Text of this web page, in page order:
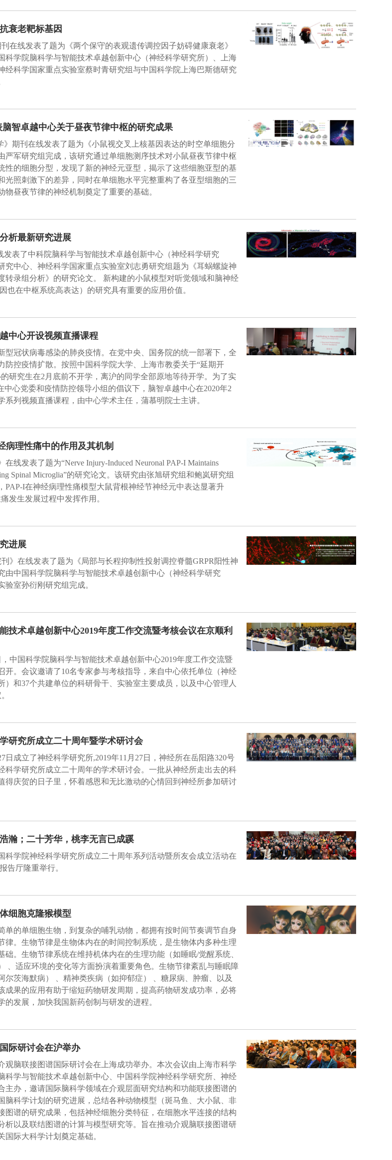
衰老靶标基因
在线发表了题为《两个保守的表观遗传调控因子妨碍健康衰老》
科学院脑科学与智能技术卓越创新中心（神经科学研究所）、上海
经科学国家重点实验室蔡时青研究组与中国科学院上海巴斯德研究
脑智卓越中心关于昼夜节律中枢的研究成果
》期刊在线发表了题为《小鼠视交叉上核基因表达的时空单细胞分
严军研究组完成，该研究通过单细胞测序技术对小鼠昼夜节律中枢
的细胞分型，发现了新的神经元亚型，揭示了这些细胞亚型的基
光照刺激下的差异，同时在单细胞水平完整重构了各亚型细胞的三
物昼夜节律的神经机制奠定了重要的基础。
析最新研究进展
发表了中科院脑科学与智能技术卓越创新中心（神经科学研究
究中心、神经科学国家重点实验室刘志勇研究组题为《耳蜗螺旋神
转录组分析》的研究论文。 新构建的小鼠模型对听觉领域和脑神经
因也在中枢系统高表达）的研究具有重要的应用价值。
中心开设视频直播课程
型冠状病毒感染的肺炎疫情。在党中央、国务院的统一部署下，全
防控疫情扩散。按照中国科学院大学、上海市教委关于“延期开
研究生在2月底前不开学，离沪的同学全部原地等待开学。为了实
中心党委和疫情防控领导小组的倡议下，脑智卓越中心在2020年2
系列视频直播课程，由中心学术主任，蒲慕明院士主讲。
病理性痛中的作用及其机制
线发表了题为“Nerve Injury-Induced Neuronal PAP-I Maintains
Spinal Microglia”的研究论文。该研究由张旭研究组和鲍岚研究组
PAP-I在神经病理性痛模型大鼠背根神经节神经元中表达显著升
发生发展过程中发挥作用。
进展
》在线发表了题为《局部与长程抑制性投射调控脊髓GRPR阳性神
由中国科学院脑科学与智能技术卓越创新中心（神经科学研究
验室孙衍刚研究组完成。
技术卓越创新中心2019年度工作交流暨考核会议在京顺利
，中国科学院脑科学与智能技术卓越创新中心2019年度工作交流暨
开。会议邀请了10名专家参与考核指导，来自中心依托单位（神经
）和37个共建单位的科研骨干、实验室主要成员，以及中心管理人
研究所成立二十周年暨学术研讨会
日成立了神经科学研究所,2019年11月27日，神经所在岳阳路320号
科学研究所成立二十周年的学术研讨会。一批从神经所走出去的科
得庆贺的日子里，怀着感恩和无比激动的心情回到神经所参加研讨
瀚；二十芳华，桃李无言已成蹊
科学院神经科学研究所成立二十周年系列活动暨所友会成立活动在
告厅隆重举行。
细胞克隆猴模型
单的单细胞生物，到复杂的哺乳动物，都拥有按时间节奏调节自身
律。生物节律是生物体内在的时间控制系统，是生物体内多种生理
础。生物节律系统在维持机体内在的生理功能（如睡眠/觉醒系统、
、适应环境的变化等方面扮演着重要角色。生物节律紊乱与睡眠障
尔茨海默病） 、精神类疾病（如抑郁症） 、糖尿病、肿瘤、以及
成果的应用有助于缩短药物研发周期，提高药物研发成功率，必将
的发展，加快我国新药创制与研发的进程。
际研讨会在沪举办
观脑联接图谱国际研讨会在上海成功举办。本次会议由上海市科学
科学与智能技术卓越创新中心、中国科学院神经科学研究所、神经
主办，邀请国际脑科学领域在介观层面研究结构和功能联接图谱的
脑科学计划的研究进展，总结各种动物模型（斑马鱼、大小鼠、非
图谱的研究成果，包括神经细胞分类特征，在细胞水平连接的结构
析以及联结图谱的计算与模型研究等。旨在推动介观脑联接图谱研
国际大科学计划奠定基础。